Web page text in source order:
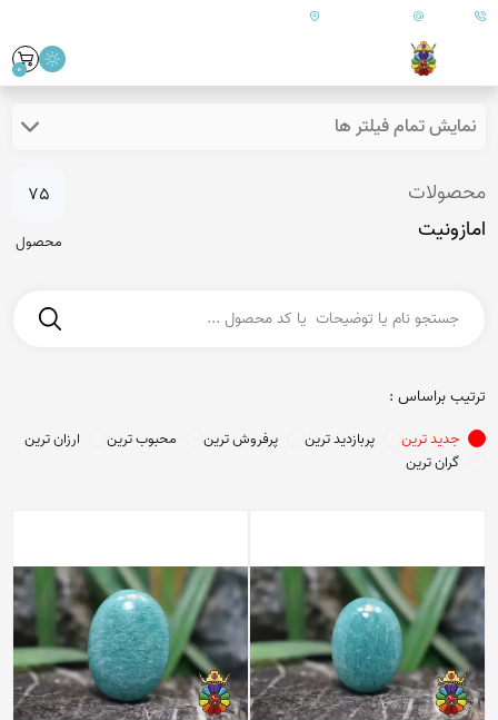
09179890157 ایران - فارس - کازرون
0
نمایش تمام فیلتر ها
محصولات
امازونیت
75
محصول
ترتیب براساس :
جدید ترین پربازدید ترین پرفروش ترین محبوب ترین
ارزان ترین
گران ترین